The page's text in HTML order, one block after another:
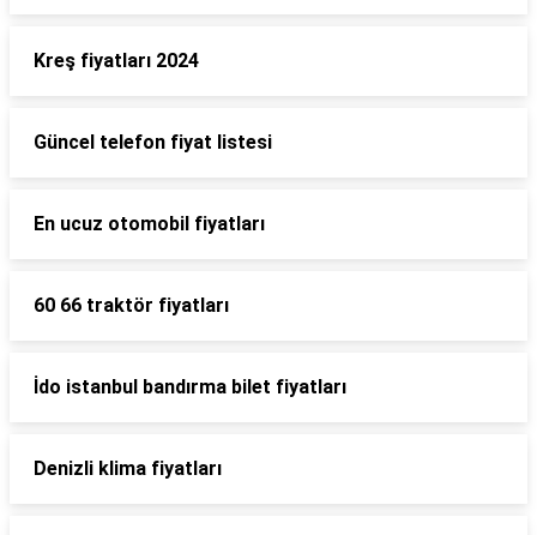
Kreş fiyatları 2024
Güncel telefon fiyat listesi
En ucuz otomobil fiyatları
60 66 traktör fiyatları
İdo istanbul bandırma bilet fiyatları
Denizli klima fiyatları